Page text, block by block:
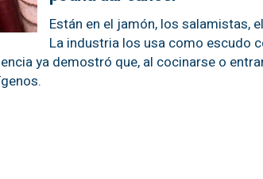
Están en el jamón, los salamistas,
La industria los usa como escudo
ya demostró que, al cocinarse o